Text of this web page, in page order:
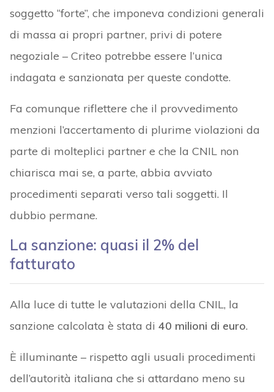
soggetto “forte”, che imponeva condizioni generali
di massa ai propri partner, privi di potere
negoziale – Criteo potrebbe essere l’unica
indagata e sanzionata per queste condotte.
Fa comunque riflettere che il provvedimento
menzioni l’accertamento di plurime violazioni da
parte di molteplici partner e che la CNIL non
chiarisca mai se, a parte, abbia avviato
procedimenti separati verso tali soggetti. Il
dubbio permane.
La sanzione: quasi il 2% del
fatturato
Alla luce di tutte le valutazioni della CNIL, la
sanzione calcolata è stata di 40 milioni di euro.
È illuminante – rispetto agli usuali procedimenti
dell’autorità italiana che si attardano meno su